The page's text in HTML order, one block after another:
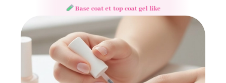
Base coat et top coat gel like